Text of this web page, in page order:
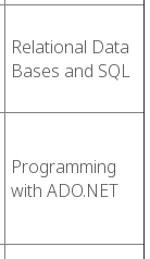
Relational Data
Bases and SQL
Programming
with ADO.NET